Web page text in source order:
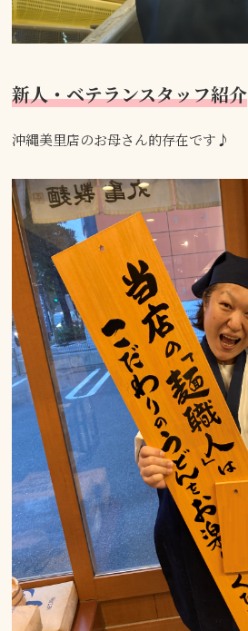
新人・ベテランスタッフ紹介
沖縄美里店のお母さん的存在です♪